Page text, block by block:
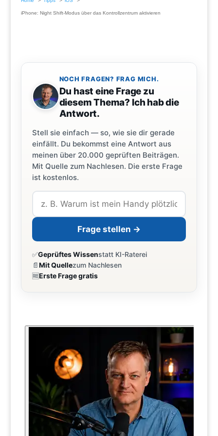
iPhone: Night Shift-Modus über das Kontrollzentrum aktivieren
NOCH FRAGEN? FRAG MICH.
Du hast eine Frage zu
diesem Thema? Ich hab die
Antwort.
Stell sie einfach — so, wie sie dir gerade
einfällt. Du bekommst eine Antwort aus
meinen über 20.000 geprüften Beiträgen.
Mit Quelle zum Nachlesen. Die erste Frage
ist kostenlos.
Frage stellen →
✅Geprüftes Wissenstatt KI-Raterei
📄Mit Quellezum Nachlesen
🆓Erste Frage gratis